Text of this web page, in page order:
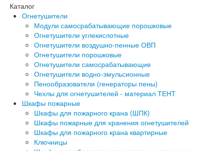
Каталог
Огнетушители
Модули самосрабатывающие порошковые
Огнетушители углекислотные
Огнетушители воздушно-пенные ОВП
Огнетушители порошковые
Огнетушители самосрабатывающие
Огнетушители водно-эмульсионные
Пенообразователи (генераторы пены)
Чехлы для огнетушителей - материал ТЕНТ
Шкафы пожарные
Шкафы для пожарного крана (ШПК)
Шкафы пожарные для хранения огнетушителей
Шкафы для пожарного крана квартирные
Ключницы